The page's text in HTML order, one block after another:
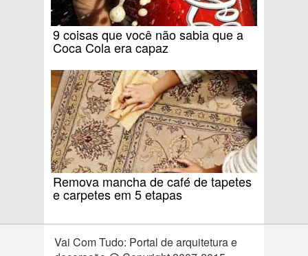
9 coisas que você não sabia que a
Coca Cola era capaz
Remova mancha de café de tapetes
e carpetes em 5 etapas
Vai Com Tudo: Portal de arquitetura e